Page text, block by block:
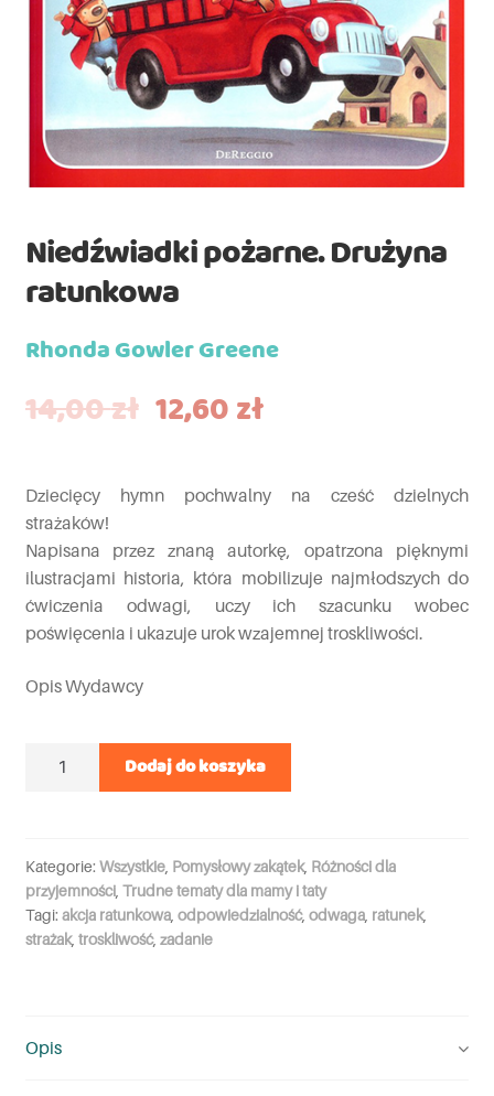
Niedźwiadki pożarne. Drużyna
ratunkowa
Rhonda Gowler Greene
14,00zł 12,60zł
Dziecięcy hymn pochwalny na cześć dzielnych
strażaków!
Napisana przez znaną autorkę, opatrzona pięknymi
ilustracjami historia, która mobilizuje najmłodszych do
ćwiczenia odwagi, uczy ich szacunku wobec
poświęcenia i ukazuje urok wzajemnej troskliwości.
Opis Wydawcy
Dodaj do koszyka
Kategorie: Wszystkie, Pomysłowy zakątek, Różności dla
przyjemności, Trudne tematy dla mamy i taty
Tagi: akcja ratunkowa, odpowiedzialność, odwaga, ratunek,
strażak, troskliwość, zadanie
Opis